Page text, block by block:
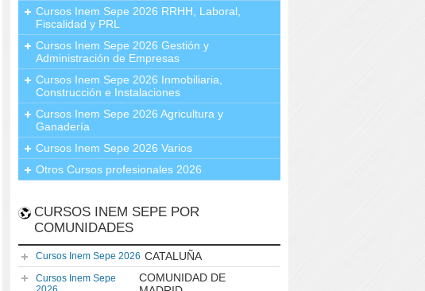
Cursos Inem Sepe 2026 RRHH, Laboral,
Fiscalidad y PRL
Cursos Inem Sepe 2026 Gestión y
Administración de Empresas
Cursos Inem Sepe 2026 Inmobiliaria,
Construcción e Instalaciones
Cursos Inem Sepe 2026 Agricultura y
Ganadería
Cursos Inem Sepe 2026 Varios
Otros Cursos profesionales 2026
CURSOS INEM SEPE POR
COMUNIDADES
Cursos Inem Sepe 2026 CATALUÑA
Cursos Inem Sepe
COMUNIDAD DE